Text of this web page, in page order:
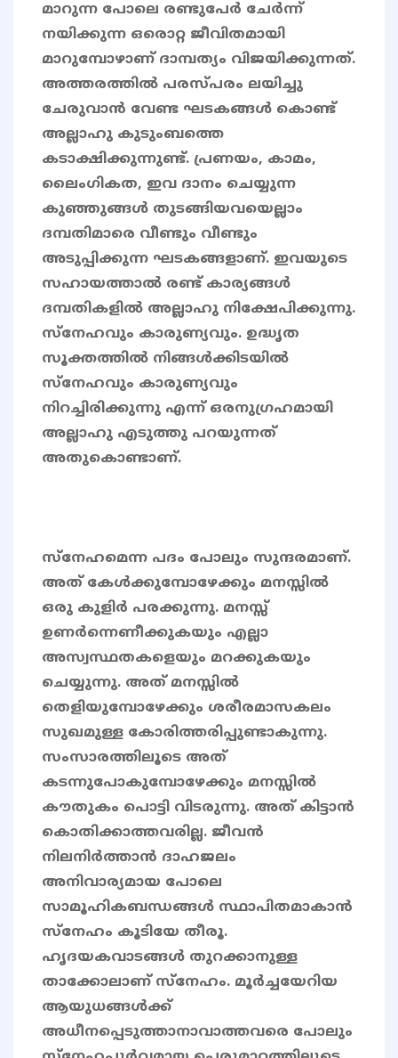
മാറുന്ന പോലെ രണ്ടുപേര്‍ ചേര്‍ന്ന്
നയിക്കുന്ന ഒരൊറ്റ ജീവിതമായി
മാറുമ്പോഴാണ് ദാമ്പത്യം വിജയിക്കുന്നത്.
അത്തരത്തിൽ പരസ്പരം ലയിച്ചു
ചേരുവാൻ വേണ്ട ഘടകങ്ങൾ കൊണ്ട്
അല്ലാഹു കുടുംബത്തെ
കടാക്ഷിക്കുന്നുണ്ട്. പ്രണയം, കാമം,
ലൈംഗികത, ഇവ ദാനം ചെയ്യുന്ന
കുഞ്ഞുങ്ങൾ തുടങ്ങിയവയെല്ലാം
ദമ്പതിമാരെ വീണ്ടും വീണ്ടും
അടുപ്പിക്കുന്ന ഘടകങ്ങളാണ്. ഇവയുടെ
സഹായത്താൽ രണ്ട് കാര്യങ്ങൾ
ദമ്പതികളിൽ അല്ലാഹു നിക്ഷേപിക്കുന്നു.
സ്നേഹവും കാരുണ്യവും. ഉദ്ധൃത
സൂക്തത്തിൽ നിങ്ങൾക്കിടയിൽ
സ്നേഹവും കാരുണ്യവും
നിറച്ചിരിക്കുന്നു എന്ന് ഒരനുഗ്രഹമായി
അല്ലാഹു എടുത്തു പറയുന്നത്
അതുകൊണ്ടാണ്.
സ്‌നേഹമെന്ന പദം പോലും സുന്ദരമാണ്.
അത് കേള്‍ക്കുമ്പോഴേക്കും മനസ്സിൽ
ഒരു കുളിർ പരക്കുന്നു. മനസ്സ്
ഉണർന്നെണീക്കുകയും എല്ലാ
അസ്വസ്ഥതകളെയും മറക്കുകയും
ചെയ്യുന്നു. അത് മനസ്സിൽ
തെളിയുമ്പോഴേക്കും ശരീരമാസകലം
സുഖമുള്ള കോരിത്തരിപ്പുണ്ടാകുന്നു.
സംസാരത്തിലൂടെ അത്
കടന്നുപോകുമ്പോഴേക്കും മനസ്സിൽ
കൗതുകം പൊട്ടി വിടരുന്നു. അത് കിട്ടാന്‍
കൊതിക്കാത്തവരില്ല. ജീവന്‍
നിലനിര്‍ത്താന്‍ ദാഹജലം
അനിവാര്യമായ പോലെ
സാമൂഹികബന്ധങ്ങള്‍ സ്ഥാപിതമാകാന്‍
സ്‌നേഹം കൂടിയേ തീരൂ.
ഹൃദയകവാടങ്ങള്‍ തുറക്കാനുള്ള
താക്കോലാണ് സ്‌നേഹം. മൂര്‍ച്ചയേറിയ
ആയുധങ്ങള്‍ക്ക്
അധീനപ്പെടുത്താനാവാത്തവരെ പോലും